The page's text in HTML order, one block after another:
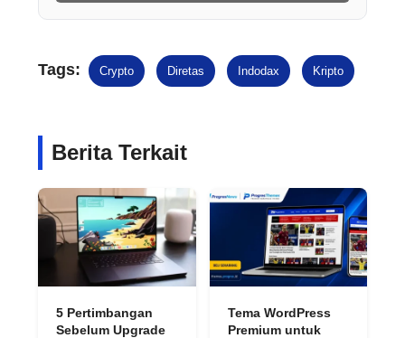
Tags: Crypto Diretas Indodax Kripto
Berita Terkait
5 Pertimbangan
Sebelum Upgrade
Tema WordPress
Premium untuk